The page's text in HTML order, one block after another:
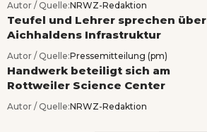
Autor / Quelle:NRWZ-Redaktion
Teufel und Lehrer sprechen über
Aichhaldens Infrastruktur
Autor / Quelle:Pressemitteilung (pm)
Handwerk beteiligt sich am
Rottweiler Science Center
Autor / Quelle:NRWZ-Redaktion